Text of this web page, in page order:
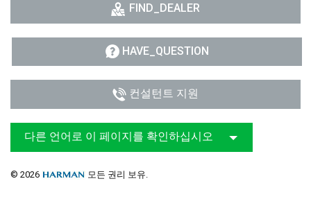
FIND_DEALER
HAVE_QUESTION
컨설턴트 지원
다른 언어로 이 페이지를 확인하십시오
© 2026 모든 권리 보유.